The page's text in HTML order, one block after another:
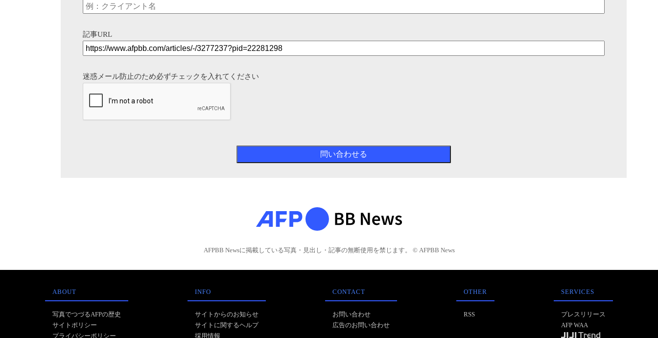
記事URL
迷惑メール防止のため必ずチェックを入れてください
AFPBB Newsに掲載している写真・見出し・記事の無断使用を禁じます。 © AFPBB News
ABOUT
写真でつづるAFPの歴史
サイトポリシー
プライバシーポリシー
INFO
サイトからのお知らせ
サイトに関するヘルプ
採用情報
CONTACT
お問い合わせ
広告のお問い合わせ
OTHER
RSS
SERVICES
プレスリリース
AFP WAA